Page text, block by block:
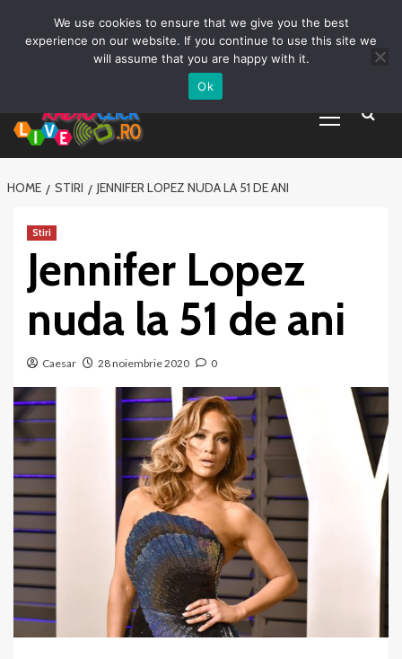
Promovare Artisti noi
Vrei sa fii DJ?
Menu
HOME STIRI JENNIFER LOPEZ NUDA LA 51 DE ANI
Stiri
Jennifer Lopez
nuda la 51 de ani
Caesar 28 noiembrie 2020 0
We use cookies to ensure that we give you the best
experience on our website. If you continue to use this site we
will assume that you are happy with it.
Ok